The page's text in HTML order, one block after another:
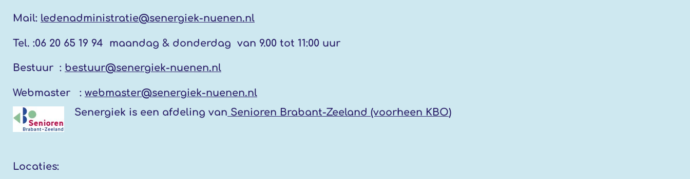
Mail: ledenadministratie@senergiek-nuenen.nl
Tel. :06 20 65 19 94 maandag & donderdag van 9.00 tot 11:00 uur
Bestuur : bestuur@senergiek-nuenen.nl
Webmaster : webmaster@senergiek-nuenen.nl
Senergiek is een afdeling van Senioren Brabant-Zeeland (voorheen KBO)
Locaties: